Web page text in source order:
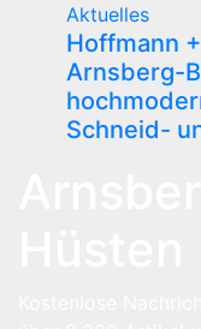
Aktuelles
Hoffmann
Arnsberg-
Schneid-